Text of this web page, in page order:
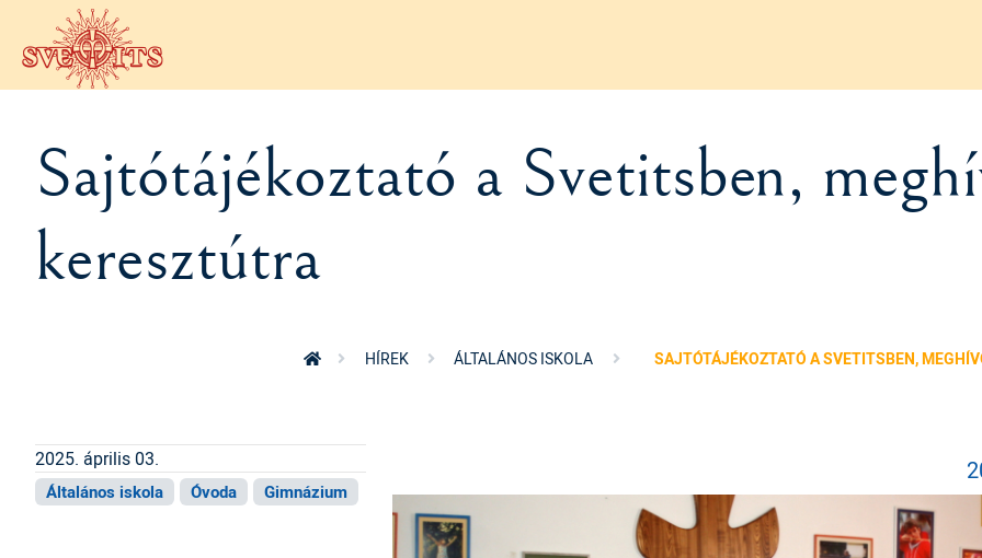
Ugrás a tartalomra
Sajtótájékoztató a Svetitsben,
keresztútra
HÍREK ÁLTALÁNOS ISKOLA SAJTÓTÁJÉKOZTATÓ A SVETITSBEN,
2025. április 03.
Általános iskola Óvoda Gimnázium